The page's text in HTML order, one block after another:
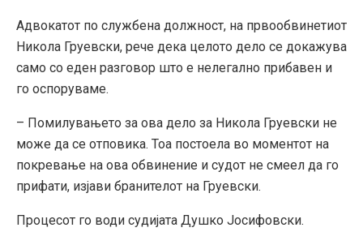
Адвокатот по службена должност, на првообвинетиот
Никола Груевски, рече дека целото дело се докажува
само со еден разговор што е нелегално прибавен и
го оспоруваме.
– Помилувањето за ова дело за Никола Груевски не
може да се отповика. Тоа постоела во моментот на
покревање на ова обвинение и судот не смеел да го
прифати, изјави бранителот на Груевски.
Процесот го води судијата Душко Јосифовски.